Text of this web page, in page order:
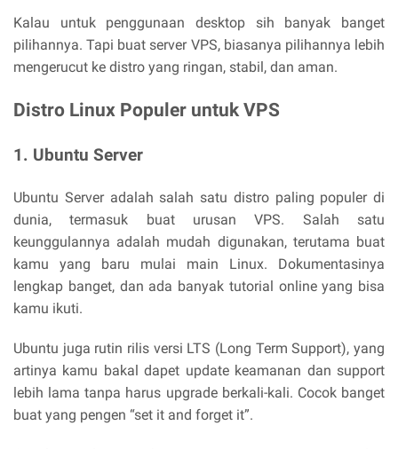
Kalau untuk penggunaan desktop sih banyak banget
pilihannya. Tapi buat server VPS, biasanya pilihannya lebih
mengerucut ke distro yang ringan, stabil, dan aman.
Distro Linux Populer untuk VPS
1. Ubuntu Server
Ubuntu Server adalah salah satu distro paling populer di
dunia, termasuk buat urusan VPS. Salah satu
keunggulannya adalah mudah digunakan, terutama buat
kamu yang baru mulai main Linux. Dokumentasinya
lengkap banget, dan ada banyak tutorial online yang bisa
kamu ikuti.
Ubuntu juga rutin rilis versi LTS (Long Term Support), yang
artinya kamu bakal dapet update keamanan dan support
lebih lama tanpa harus upgrade berkali-kali. Cocok banget
buat yang pengen “set it and forget it”.